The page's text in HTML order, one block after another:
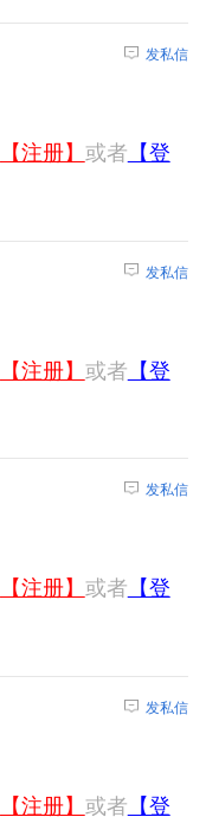
发私信
【注册】 或者 【登
发私信
【注册】 或者 【登
发私信
【注册】 或者 【登
发私信
【注册】 或者 【登